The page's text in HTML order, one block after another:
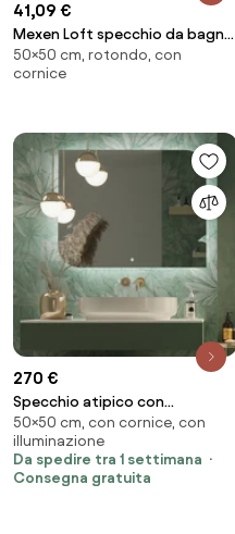
41,09 €
Mexen Loft specchio da bagno
rotondo 50 cm, cornice inox -
9850-050-050-000-10
50×50 cm, rotondo, con
cornice
270 €
Specchio atipico con
illuminazione a LED A6
50×50 cm, con cornice, con
illuminazione
Da spedire tra 1 settimana
Consegna gratuita